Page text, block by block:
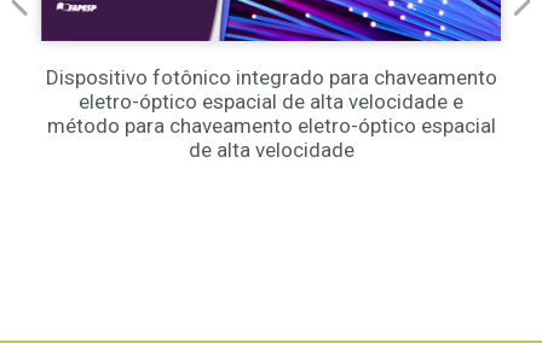
Dispositivo fotônico integrado para chaveamento
eletro-óptico espacial de alta velocidade e
método para chaveamento eletro-óptico espacial
de alta velocidade